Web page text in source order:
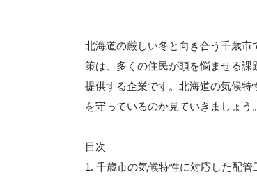
北海道の厳しい冬と向き合う千歳
策は、多くの住民が頭を悩ませる
提供する企業です。北海道の気候
を守っているのか見ていきましょう。
目次
1. 千歳市の気候特性に対応した配管